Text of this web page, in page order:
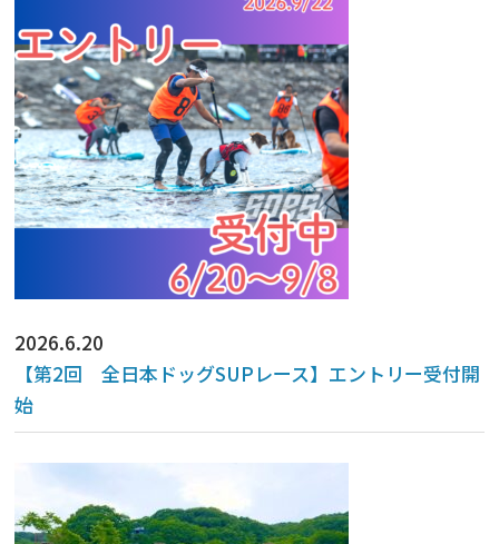
2026.6.20
【第2回 全日本ドッグSUPレース】エントリー受付開
始